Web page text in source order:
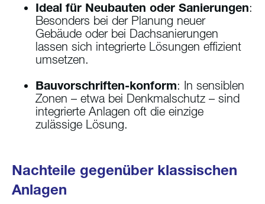
Ideal für Neubauten oder Sanierungen:
Besonders bei der Planung neuer
Gebäude oder bei Dachsanierungen
lassen sich integrierte Lösungen effizient
umsetzen.
Bauvorschriften-konform: In sensiblen
Zonen – etwa bei Denkmalschutz – sind
integrierte Anlagen oft die einzige
zulässige Lösung.
Nachteile gegenüber klassischen
Anlagen